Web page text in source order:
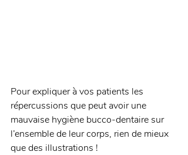
Pour expliquer à vos patients les
répercussions que peut avoir une
mauvaise hygiène bucco-dentaire sur
l’ensemble de leur corps, rien de mieux
que des illustrations !